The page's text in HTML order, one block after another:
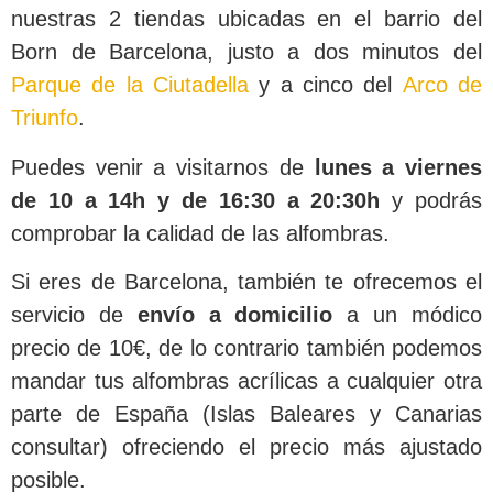
nuestras 2 tiendas ubicadas en el barrio del
Born de Barcelona, justo a dos minutos del
Parque de la Ciutadella y a cinco del Arco de
Triunfo.
Puedes venir a visitarnos de
lunes a viernes
de 10 a 14h y de 16:30 a 20:30hy podrás
comprobar la calidad de las alfombras.
Si eres de Barcelona, también te ofrecemos el
servicio de envío a domicilio a un módico
precio de 10€, de lo contrario también podemos
mandar tus alfombras acrílicas a cualquier otra
parte de España (Islas Baleares y Canarias
consultar) ofreciendo el precio más ajustado
posible.